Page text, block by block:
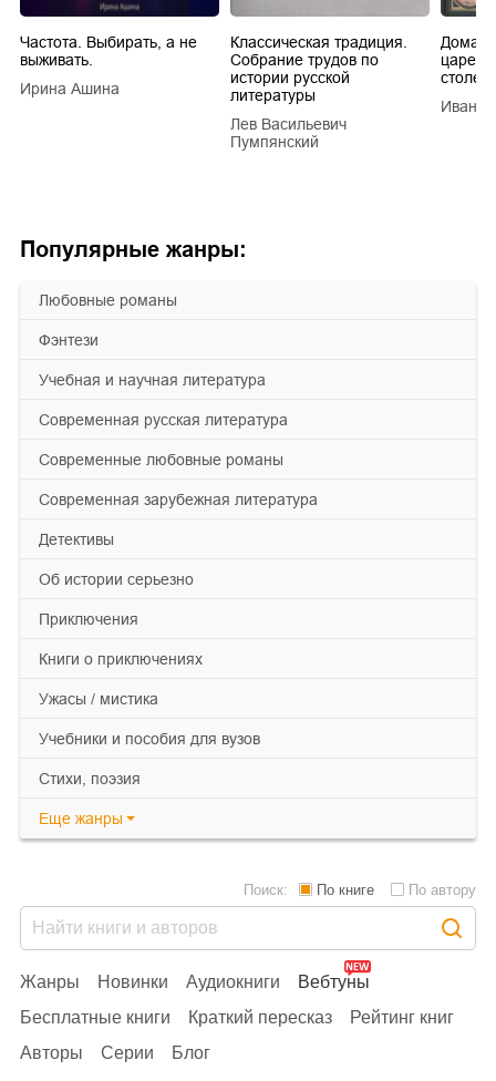
Популярные жанры:
любовные романы
фэнтези
учебная и научная литература
современная русская литература
современные любовные романы
современная зарубежная литература
детективы
об истории серьезно
приключения
книги о приключениях
ужасы / мистика
учебники и пособия для вузов
cтихи, поэзия
Еще жанры
Частота. Выбирать, а не
выживать.
Ирина Ашина
Классическая традиция.
Собрание трудов по
истории русской
литературы
Лев Васильевич
Пумпянский
царей
Иван
Жанры Новинки Аудиокниги
Вебтуны
Бесплатные книги
Краткий пересказ
Рейтинг книг
Авторы
Серии Блог
Поиск: По книге По автору